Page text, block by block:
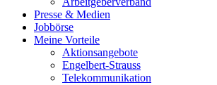
Presse & Medien
Jobbörse
Meine Vorteile
Aktionsangebote
Engelbert-Strauss
Telekommunikation